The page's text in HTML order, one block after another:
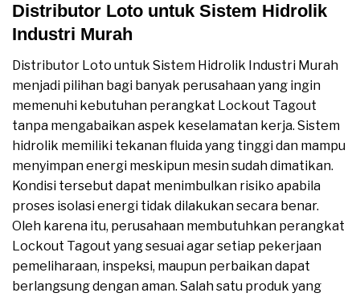
Distributor Loto untuk Sistem Hidrolik
Industri Murah
Distributor Loto untuk Sistem Hidrolik Industri Murah
menjadi pilihan bagi banyak perusahaan yang ingin
memenuhi kebutuhan perangkat Lockout Tagout
tanpa mengabaikan aspek keselamatan kerja. Sistem
hidrolik memiliki tekanan fluida yang tinggi dan mampu
menyimpan energi meskipun mesin sudah dimatikan.
Kondisi tersebut dapat menimbulkan risiko apabila
proses isolasi energi tidak dilakukan secara benar.
Oleh karena itu, perusahaan membutuhkan perangkat
Lockout Tagout yang sesuai agar setiap pekerjaan
pemeliharaan, inspeksi, maupun perbaikan dapat
berlangsung dengan aman. Salah satu produk yang